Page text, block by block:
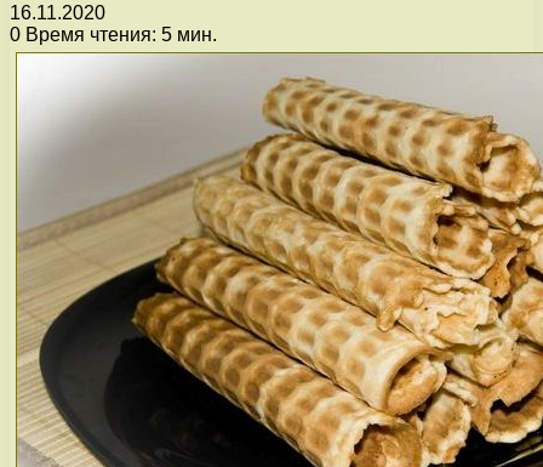
16.11.2020
0 Время чтения: 5 мин.